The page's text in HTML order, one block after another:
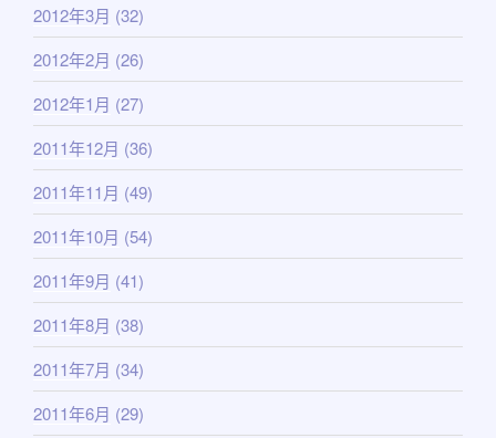
2012年3月 (32)
2012年2月 (26)
2012年1月 (27)
2011年12月 (36)
2011年11月 (49)
2011年10月 (54)
2011年9月 (41)
2011年8月 (38)
2011年7月 (34)
2011年6月 (29)